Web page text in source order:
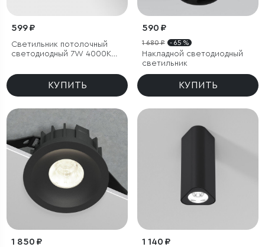
599 ₽
Светильник потолочный
светодиодный 7W 4000K
КУПИТЬ
590 ₽
1 680 ₽ - 65 %
Накладной светодиодный
светильник
КУПИТЬ
1 850 ₽ 1 140 ₽